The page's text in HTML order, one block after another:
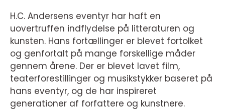
H.C. Andersens eventyr har haft en
uovertruffen indflydelse på litteraturen og
kunsten. Hans fortællinger er blevet fortolket
og genfortalt på mange forskellige måder
gennem årene. Der er blevet lavet film,
teaterforestillinger og musikstykker baseret på
hans eventyr, og de har inspireret
generationer af forfattere og kunstnere.